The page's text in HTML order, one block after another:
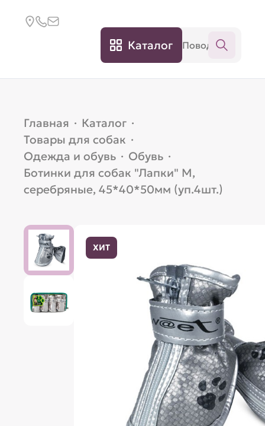
Каталог
Главная · Каталог ·
Товары для собак ·
Одежда и обувь · Обувь ·
Ботинки для собак "Лапки" M,
серебряные, 45*40*50мм (уп.4шт.)
ХИТ